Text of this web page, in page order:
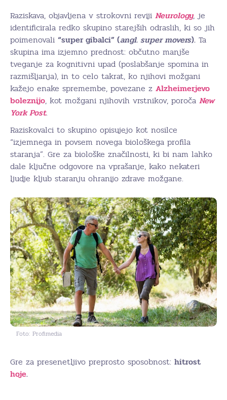
Raziskava, objavljena v strokovni reviji Neurology, je
identificirala redko skupino starejših odraslih, ki so jih
poimenovali “super gibalci” (angl. super movers). Ta
skupina ima izjemno prednost: občutno manjše
tveganje za kognitivni upad (poslabšanje spomina in
razmišljanja), in to celo takrat, ko njihovi možgani
kažejo enake spremembe, povezane z Alzheimerjevo
boleznijo, kot možgani njihovih vrstnikov, poroča New
York Post.
Raziskovalci to skupino opisujejo kot nosilce
“izjemnega in povsem novega biološkega profila
staranja”. Gre za biološke značilnosti, ki bi nam lahko
dale ključne odgovore na vprašanje, kako nekateri
ljudje kljub staranju ohranijo zdrave možgane.
Foto: Profimedia
Gre za presenetljivo preprosto sposobnost: hitrost
hoje.